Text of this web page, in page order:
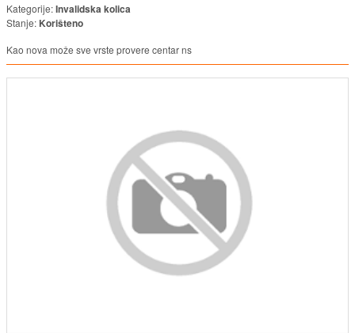
Kategorije:Invalidska kolica
Stanje: Korišteno
Kao nova može sve vrste provere centar ns